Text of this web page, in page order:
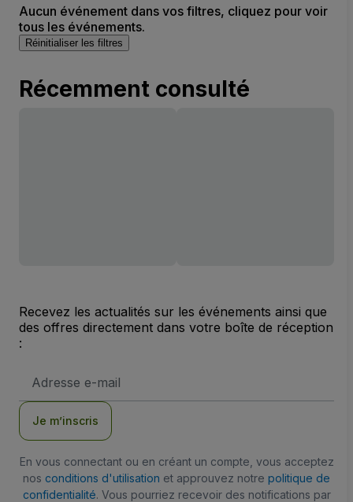
Aucun événement dans vos filtres, cliquez pour voir
tous les événements.
Réinitialiser les filtres
Récemment consulté
Recevez les actualités sur les événements ainsi que
des offres directement dans votre boîte de réception
:
e-
Je m’inscris
En vous connectant ou en créant un compte, vous acceptez
nos conditions d'utilisation et approuvez notre politique de
confidentialité. Vous pourriez recevoir des notifications par